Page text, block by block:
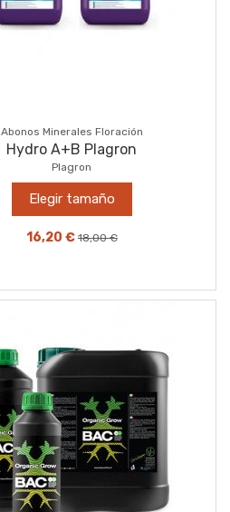
Abonos Minerales Floración
Hydro A+B Plagron
Plagron
Elegir tamaño
16,20 €18,00 €